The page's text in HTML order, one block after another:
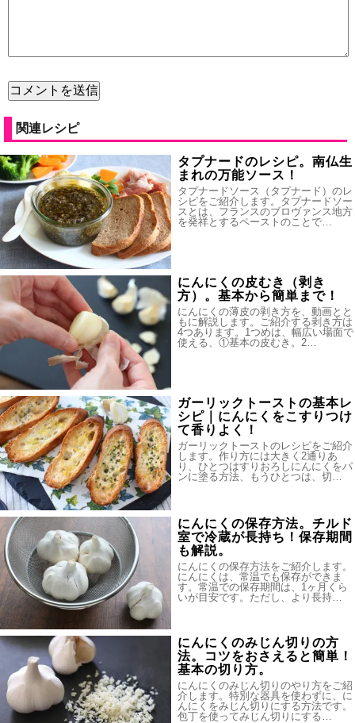
関連レシピ
タプナードのレシピ。南仏生
まれの万能ソース！
タプナードソース（タプナード）のレ
シピをご紹介します。タプナードソー
スとは、フランスのブロヴァンス地方
を発祥とするペーストのことで…
にんにくの皮むき（剥き
方）。基本から簡単まで！
にんにくの薄皮の剥き方を、動画とと
もに解説します。ご紹介する剥き方は
4つあります。1つめは、幅広い場面で
使える、①基本の皮むき。2…
ガーリックトーストの基本レ
シピ｜にんにくをこすりつけ
て香りよく！
ガーリックトーストのレシピをご紹介
します。作り方には大きく2通りあ
り、ひとつはすりおろしにんにくをパ
ンに塗る方法、もうひとつは、切…
にんにくの保存方法。チルド
室で冷蔵が長持ち！保存期間
も解説。
にんにくの保存方法をご紹介します。
にんにくは、常温でも保存ができま
す。常温での保存期間は、1ヶ月くら
いが目安です。ただし、より長持…
にんにくのみじん切りの方
法。コツをおさえると簡単！
基本の切り方。
にんにくのみじん切りのやり方をご紹
介します。特別な器具を使わずに、に
んにくをみじん切りにする方法です。
包丁を使ってみじん切りにする…